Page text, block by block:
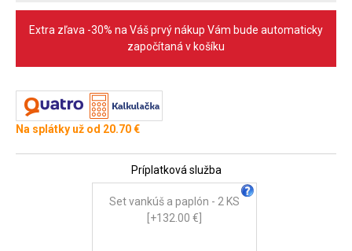
Extra zľava -30% na Váš prvý nákup Vám bude automaticky
započítaná v košíku
Na splátky už od 20.70 €
Príplatková služba
Set vankúš a paplón - 2 KS
[+132.00 €]